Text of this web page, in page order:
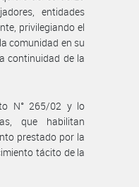
entidades
privilegiando el
comunidad en su
continuidad de la
N° 265/02 y lo
que habilitan
prestado por la
tácito de la